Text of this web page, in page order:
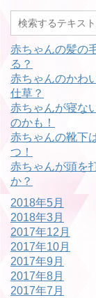
赤ちゃんの髪の
る？
赤ちゃんのかわ
仕草？
赤ちゃんが寝な
のかも！
赤ちゃんの靴下
つ！
赤ちゃんが頭を
か？
2018年5月
2018年3月
2017年12月
2017年10月
2017年9月
2017年8月
2017年7月